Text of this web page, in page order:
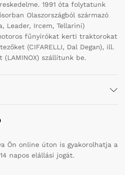
1991 óta folytatunk
Olaszországból származó
Leader, Ircem, Tellarini)
fűnyírókat kerti traktorokat
(CIFARELLI, Dal Degan), ill.
szállítunk be.
Ön online úton is gyakorolhatja a
napos elállási jogát.